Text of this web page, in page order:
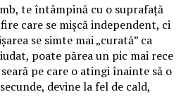
te întâmpină cu o suprafață
care se mișcă independent, ci
se simte mai „curată” ca
poate părea un pic mai rece
pe care o atingi înainte să o
devine la fel de cald,